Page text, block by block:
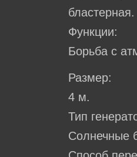
бластерная.
Функции:
Борьба с
Размер:
4 м.
Тип
Солнечные